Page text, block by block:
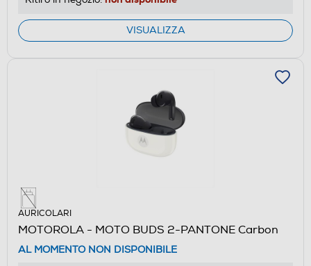
VISUALIZZA
AURICOLARI
MOTOROLA - MOTO BUDS 2-PANTONE Carbon
AL MOMENTO NON DISPONIBILE